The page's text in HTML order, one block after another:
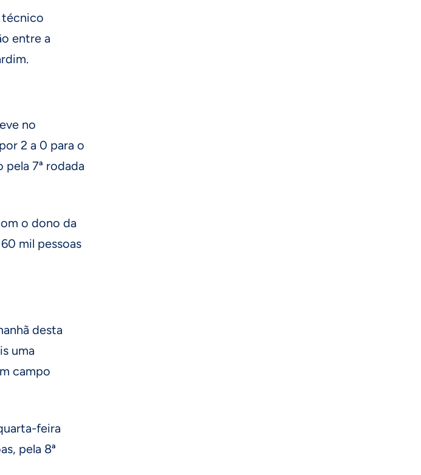
técnico
entre a
no
2 a 0 para o
7ª rodada
o dono da
mil pessoas
desta
uma
campo
feira
pela 8ª